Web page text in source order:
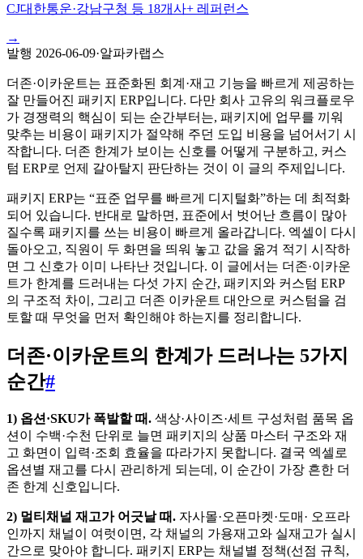
CJ대한통운·강남구청 등 18개사+ 레퍼런스
→
발행 2026-06-09·알파카랩스
더존·이카운트는 표준화된 회계·재고 기능을 빠르게 제공하는
잘 만들어진 패키지 ERP입니다. 다만 회사 고유의 워크플로우
가 경쟁력의 핵심이 되는 순간부터는, 패키지에 업무를 끼워
맞추는 비용이 패키지가 절약해 주던 도입 비용을 넘어서기 시
작합니다. 더존 한계가 보이는 신호를 어떻게 구분하고, 커스
텀 ERP로 언제 갈아탈지 판단하는 것이 이 글의 주제입니다.
패키지 ERP는 “표준 업무를 빠르게 디지털화”하는 데 최적화
되어 있습니다. 반대로 말하면, 표준에서 벗어난 흐름이 많아
질수록 패키지를 쓰는 비용이 빠르게 올라갑니다. 엑셀이 다시
돌아오고, 직원이 두 화면을 띄워 놓고 값을 옮겨 적기 시작하
면 그 신호가 이미 나타난 것입니다. 이 글에서는 더존·이카운
트가 한계를 드러내는 다섯 가지 순간, 패키지와 커스텀 ERP
의 구조적 차이, 그리고 더존 이카운트 대안으로 커스텀을 검
토할 때 무엇을 먼저 확인해야 하는지를 정리합니다.
더존·이카운트의 한계가 드러나는 5가지
순간#
1) 옵션·SKU가 폭발할 때. 색상·사이즈·세트 구성처럼 품목 옵
션이 수백·수천 단위로 늘면 패키지의 상품 마스터 구조와 재
고 화면이 입력·조회 효율을 따라가지 못합니다. 결국 엑셀로
옵션별 재고를 다시 관리하게 되는데, 이 순간이 가장 흔한 더
존 한계 신호입니다.
2) 멀티채널 재고가 어긋날 때. 자사몰·오픈마켓·도매· 오프라
인까지 채널이 여럿이면, 각 채널의 가용재고와 실재고가 실시
간으로 맞아야 합니다. 패키지 ERP는 채널별 정책(선점 규칙,